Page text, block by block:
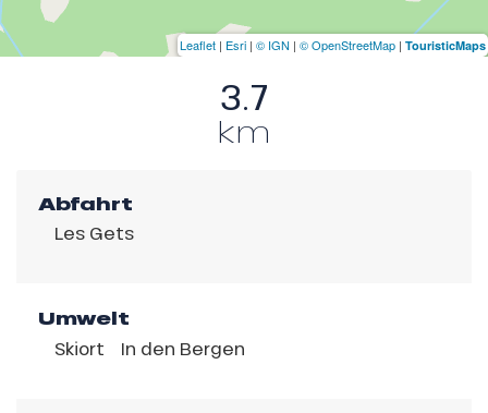
3.7
km
Abfahrt
Les Gets
Umwelt
Skiort In den Bergen
Leaflet | Esri | © IGN | © OpenStreetMap | TouristicMaps